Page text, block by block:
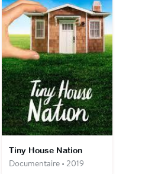
Tiny House Nation
Documentaire • 2019